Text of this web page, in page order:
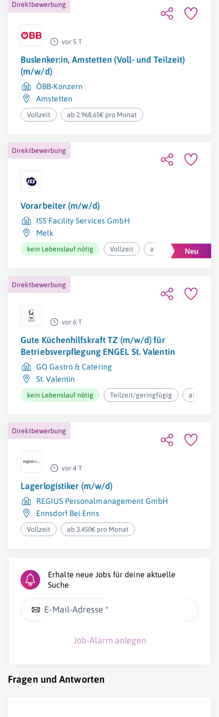
Direktbewerbung
vor 5 T
Buslenker:in, Amstetten (Voll- und Teilzeit)
(m/w/d)
ÖBB-Konzern
Amstetten
Vollzeit ab 2.968,65€ pro Monat
Direktbewerbung
Vorarbeiter (m/w/d)
ISS Facility Services GmbH
Melk
kein Lebenslauf nötig Vollzeit ab 12,73€ pro Stunde
Direktbewerbung
vor 6 T
Gute Küchenhilfskraft TZ (m/w/d) für
Betriebsverpflegung ENGEL St. Valentin
GO Gastro & Catering
St. Valentin
kein Lebenslauf nötig Teilzeit/geringfügig ab
Direktbewerbung
vor 4 T
Lagerlogistiker (m/w/d)
REGIUS Personalmanagement GmbH
Ennsdorf Bei Enns
Vollzeit ab 3.450€ pro Monat
Erhalte neue Jobs für deine aktuelle
Suche
E-Mail-Adresse *
Job-Alarm anlegen
Fragen und Antworten